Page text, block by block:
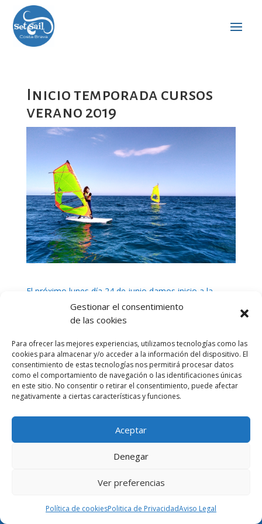
Gestionar el consentimiento
de las cookies
Para ofrecer las mejores experiencias, utilizamos tecnologías como las
cookies para almacenar y/o acceder a la información del dispositivo. El
consentimiento de estas tecnologías nos permitirá procesar datos
como el comportamiento de navegación o las identificaciones únicas
en este sitio. No consentir o retirar el consentimiento, puede afectar
negativamente a ciertas características y funciones.
Aceptar
Denegar
Ver preferencias
Política de cookiesPolitica de PrivacidadAviso Legal
Inicio temporada cursos
verano 2019
El próximo lunes día 24 de junio damos inicio a la
temporada de cursos nàuticos de verano 2019. Esta
temporada, además de los cursos de vela y
WINDSURF llega al Club Náutic de Port d’Aro!!!! con
mucha ilusión y ganas de quedarse para formar
futuros campeones.
Os esperamos para navegar frente a la costa de Playa